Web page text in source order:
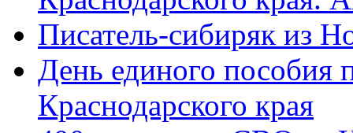
Писатель-сибиряк из
День единого пособия
Краснодарского края